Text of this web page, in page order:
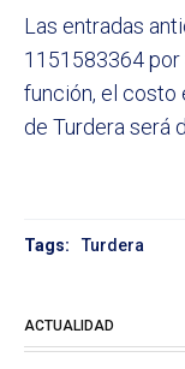
Las entradas
1151583364 por
función, el costo
de Turdera será
Tags: Turdera
ACTUALIDAD